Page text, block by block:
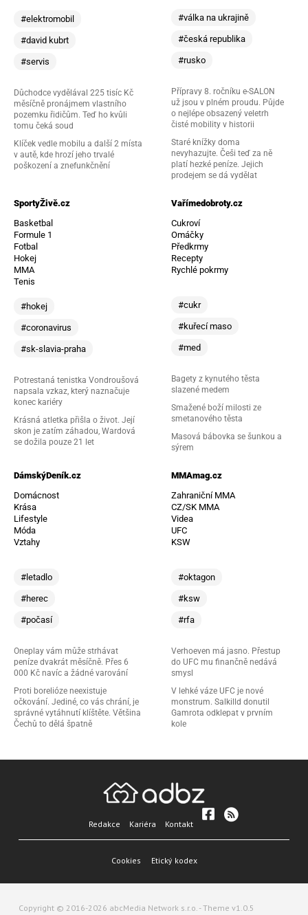
#elektromobil
#david kubrt
#servis
Důchodce vydělával 225 tisíc Kč
měsíčně pronájmem vlastního
pozemku řidičům. Teď ho kvůli
tomu čeká soud
Klíček vedle mobilu a další 2 místa
v autě, kde hrozí jeho trvalé
poškození a znefunkčnění
#válka na ukrajině
#česká republika
#rusko
Přípravy 8. ročníku e-SALON
už jsou v plném proudu. Půjde
o nejlépe obsazený veletrh
čisté mobility v historii
Staré knížky doma
nevyhazujte. Češi teď za ně
platí hezké peníze. Jejich
prodejem se dá vydělat
SportyŽivě.cz
Basketbal
Formule 1
Fotbal
Hokej
MMA
Tenis
#hokej
#coronavirus
#sk-slavia-praha
Potrestaná tenistka Vondroušová
napsala vzkaz, který naznačuje
konec kariéry
Krásná atletka přišla o život. Její
skon je zatím záhadou, Wardová
se dožila pouze 21 let
Vařímedobroty.cz
Cukroví
Omáčky
Předkrmy
Recepty
Rychlé pokrmy
#cukr
#kuřecí maso
#med
Bagety z kynutého těsta
slazené medem
Smažené boží milosti ze
smetanového těsta
Masová bábovka se šunkou a
sýrem
DámskýDeník.cz
Domácnost
Krása
Lifestyle
Móda
Vztahy
#letadlo
#herec
#počasí
Oneplay vám může strhávat
peníze dvakrát měsíčně. Přes 6
000 Kč navíc a žádné varování
Proti borelióze neexistuje
očkování. Jediné, co vás chrání, je
správné vytáhnutí klíštěte. Většina
Čechů to dělá špatně
MMAmag.cz
Zahraniční MMA
CZ/SK MMA
Videa
UFC
KSW
#oktagon
#ksw
#rfa
Verhoeven má jasno. Přestup
do UFC mu finančně nedává
smysl
V lehké váze UFC je nové
monstrum. Salkilld donutil
Gamrota odklepat v prvním
kole
Redakce Kariéra Kontakt
Cookies Etický kodex
Copyright © 2016-2026 abcMedia Network s.r.o. - Theme v1.0.5